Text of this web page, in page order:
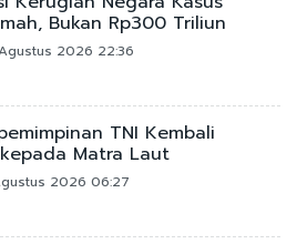
Bukan Rp300 Triliun
2026 22:36
TNI Kembali
Matra Laut
2026 06:27